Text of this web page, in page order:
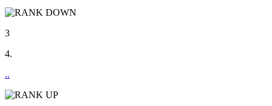
3
4.
..